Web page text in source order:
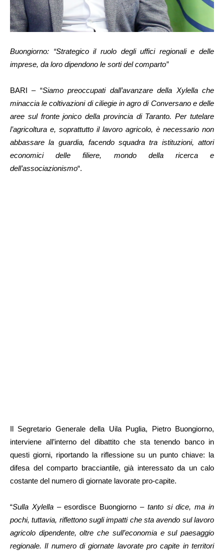
Buongiorno: “Strategico il ruolo degli uffici regionali e delle
imprese, da loro dipendono le sorti del comparto”
BARI – “Siamo preoccupati dall’avanzare della Xylella che
minaccia le coltivazioni di ciliegie in agro di Conversano e delle
aree sul fronte jonico della provincia di Taranto. Per tutelare
l’agricoltura e, soprattutto il lavoro agricolo, è necessario non
abbassare la guardia, facendo squadra tra istituzioni, attori
economici delle filiere, mondo della ricerca e
dell’associazionismo“.
Il Segretario Generale della Uila Puglia, Pietro Buongiorno,
interviene all’interno del dibattito che sta tenendo banco in
questi giorni, riportando la riflessione su un punto chiave: la
difesa del comparto bracciantile, già interessato da un calo
costante del numero di giornate lavorate pro-capite.
“Sulla Xylella– esordisce Buongiorno –tanto si dice, ma in
pochi, tuttavia, riflettono sugli impatti che sta avendo sul lavoro
agricolo dipendente, oltre che sull’economia e sul paesaggio
regionale. Il numero di giornate lavorate pro capite in territori